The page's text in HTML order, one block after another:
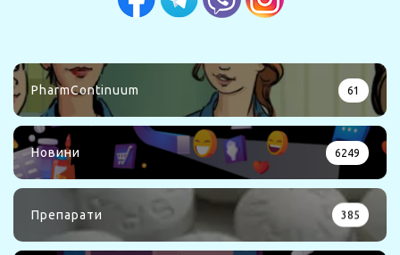
PharmContinuum 61
Новини 6249
Препарати 385